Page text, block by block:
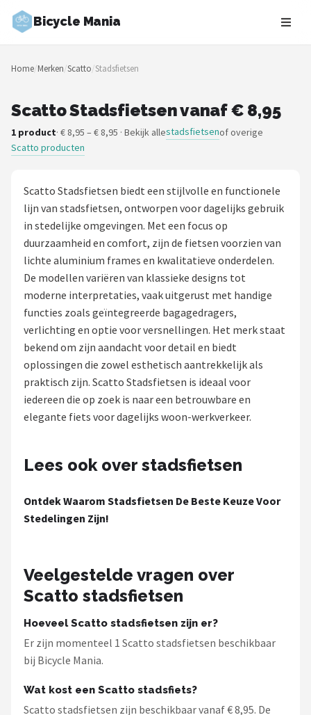
Bicycle Mania
Zoeken
NAVIGATIE
Merken
Fietsroutes
Kinderfietsen
Elektrische fietsen
Mountainbikes
Shop
POPULAIRE MERKEN
Basil
Volare
AXA
BBB Cycling
Schwalbe
Voltano
Shimano
Home/Merken/Scatto/Stadsfietsen
Scatto Stadsfietsen vanaf € 8,95
1 product· € 8,95 – € 8,95 · Bekijk allestadsfietsenof overige
Scatto producten
Scatto Stadsfietsen biedt een stijlvolle en functionele
lijn van stadsfietsen, ontworpen voor dagelijks gebruik
in stedelijke omgevingen. Met een focus op
duurzaamheid en comfort, zijn de fietsen voorzien van
lichte aluminium frames en kwalitatieve onderdelen.
De modellen variëren van klassieke designs tot
moderne interpretaties, vaak uitgerust met handige
functies zoals geïntegreerde bagagedragers,
verlichting en optie voor versnellingen. Het merk staat
bekend om zijn aandacht voor detail en biedt
oplossingen die zowel esthetisch aantrekkelijk als
praktisch zijn. Scatto Stadsfietsen is ideaal voor
iedereen die op zoek is naar een betrouwbare en
elegante fiets voor dagelijks woon-werkverkeer.
Lees ook over stadsfietsen
Ontdek Waarom Stadsfietsen De Beste Keuze Voor
Stedelingen Zijn!
Veelgestelde vragen over
Scatto stadsfietsen
Hoeveel Scatto stadsfietsen zijn er?
Er zijn momenteel 1 Scatto stadsfietsen beschikbaar
bij Bicycle Mania.
Wat kost een Scatto stadsfiets?
Scatto stadsfietsen zijn beschikbaar vanaf € 8,95. De